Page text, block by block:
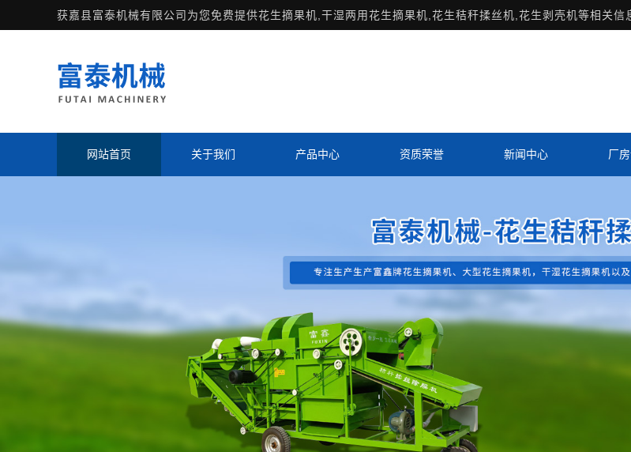
获嘉县富泰机械有限公司为您免费提供花生摘果机 ,干湿两用花生摘果机,花生秸秆揉丝机,花生剥壳机等相关信
网站首页 关于我们 产品中心 资质荣誉 新闻中心 厂